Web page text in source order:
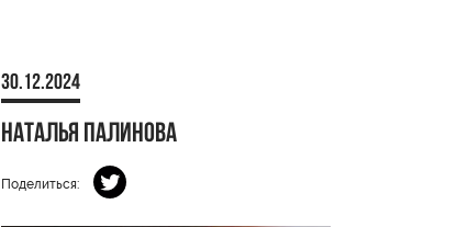
30.12.2024
Наталья Палинова
Поделиться: